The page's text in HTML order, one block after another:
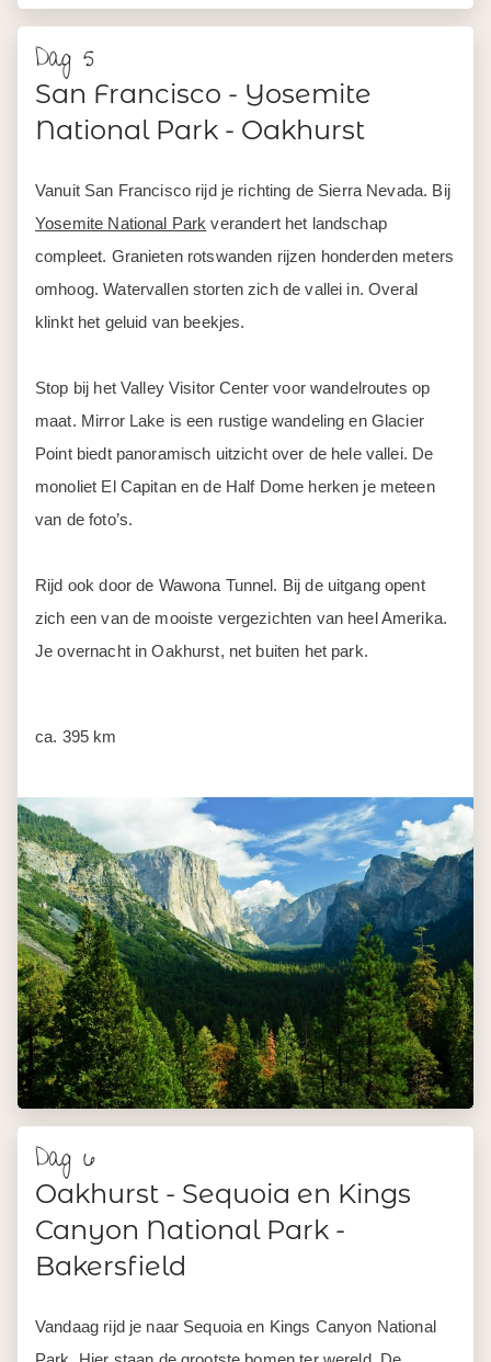
monoliet El Capitan en de Half Dome herken je meteen
van de foto’s.
zich een van de mooiste vergezichten van heel Amerika.
Je overnacht in Oakhurst, net buiten het park.
ca. 395 km
Dag 6
Canyon National Park -
Bakersfield
Vandaag rijd je naar Sequoia en Kings Canyon National
Park. Hier staan de grootste bomen ter wereld. De
General Sherman Tree is ruim 83 meter hoog en meer
dan 2.000 jaar oud. Bij sommige sequoia’s kun je met de
auto door de stam rijden.
Klim naar de top van Moro Rock voor uitzicht over de
Sierra Nevada. Wie verder wil wandelen, vindt hier routes
door dichte bossen waar je met geluk een zwarte beer
spot. Je overnacht in Bakersfield.
ca. 400 km